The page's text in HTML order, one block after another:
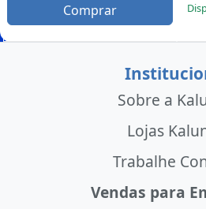
Comprar
Sobre a
Lojas
Trabalhe
Vendas para